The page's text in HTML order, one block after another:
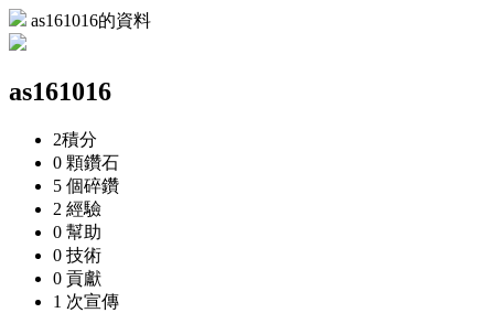
as161016的資料
as161016
2積分
0 顆鑽石
5 個碎鑽
2 經驗
0 幫助
0 技術
0 貢獻
1 次宣傳